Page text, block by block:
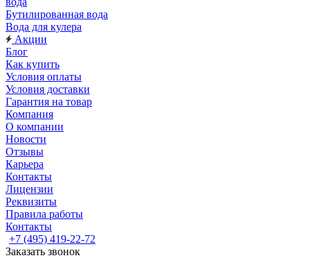
Бутилированная вода
Вода для кулера
Акции
Блог
Как купить
Условия оплаты
Условия доставки
Гарантия на товар
Компания
О компании
Новости
Отзывы
Карьера
Контакты
Лицензии
Реквизиты
Правила работы
Контакты
+7 (495) 419-22-72
Заказать звонок